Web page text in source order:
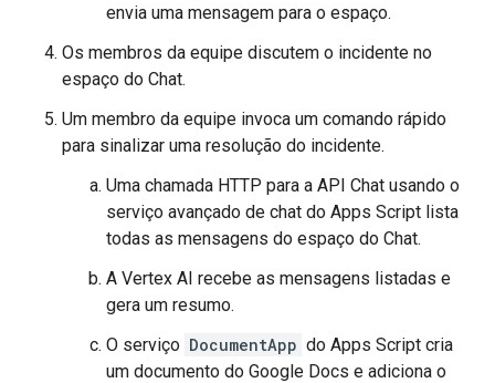
envia uma mensagem para o espaço.
Os membros da equipe discutem o incidente no
espaço do Chat.
Um membro da equipe invoca um comando rápido
para sinalizar uma resolução do incidente.
Uma chamada HTTP para a API Chat usando o
serviço avançado de chat do Apps Script lista
todas as mensagens do espaço do Chat.
A Vertex AI recebe as mensagens listadas e
gera um resumo.
O serviço DocumentApp do Apps Script cria
um documento do Google Docs e adiciona o